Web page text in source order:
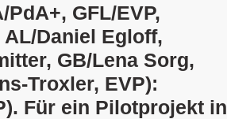
GFL/EVP,
AL/Daniel Egloff,
GB/Lena Sorg,
Troxler, EVP):
Für ein Pilotprojekt in